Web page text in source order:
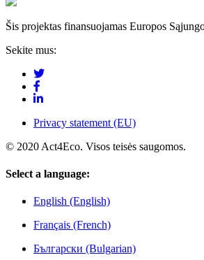
Šis projektas finansuojamas Europos
Sekite mus:
Privacy statement (EU)
© 2020 Act4Eco. Visos teisės saugomos.
Select a language:
English (English)
Français (French)
Български (Bulgarian)